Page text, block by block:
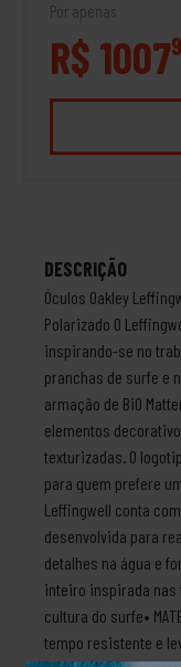
Por apenas
R$ 1007
DESCRIÇÃO
Óculos Oakley
Polarizado O
inspirando-se no
pranchas de surfe e
armação de BiO
elementos
texturizadas. O
para quem prefere
Leffingwell conta
desenvolvida para
detalhes na água e
inteiro inspirada nas
cultura do surfe•
tempo resistente e